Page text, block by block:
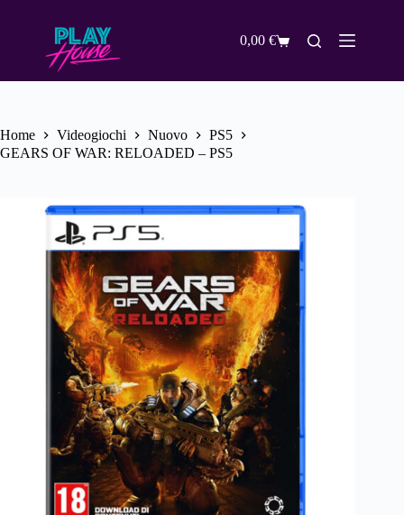
Carrello
0,00€
Home Videogiochi Nuovo
PS5
GEARS OF WAR: RELOADED – PS5